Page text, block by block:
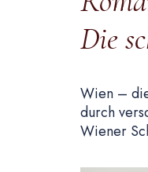
Die
Wien –
durch
Wiener